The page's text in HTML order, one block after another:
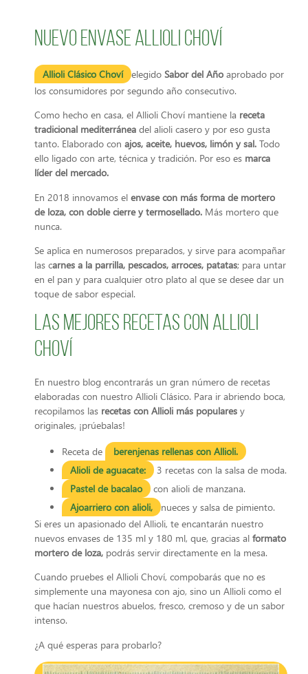
Nuevo envase Allioli Choví
Allioli Clásico Choví elegido Sabor del Año aprobado por
los consumidores por segundo año consecutivo.
Como hecho en casa, el Allioli Choví mantiene la receta
tradicional mediterránea del alioli casero y por eso gusta
tanto. Elaborado con ajos, aceite, huevos, limón y sal. Todo
ello ligado con arte, técnica y tradición. Por eso es marca
líder del mercado.
En 2018 innovamos el envase con más forma de mortero
de loza, con doble cierre y termosellado. Más mortero que
nunca.
Se aplica en numerosos preparados, y sirve para acompañar
las carnes a la parrilla, pescados, arroces, patatas; para untar
en el pan y para cualquier otro plato al que se desee dar un
toque de sabor especial.
Las mejores recetas con Allioli
Choví
En nuestro blog encontrarás un gran número de recetas
elaboradas con nuestro Allioli Clásico. Para ir abriendo boca,
recopilamos las recetas con Allioli más populares y
originales, ¡prúebalas!
Receta de
berenjenas rellenas con Allioli.
Alioli de aguacate:
3 recetas con la salsa de moda.
Pastel de bacalao
con alioli de manzana.
Ajoarriero con alioli,
nueces y salsa de pimiento.
Si eres un apasionado del Allioli, te encantarán nuestro
nuevos envases de 135 ml y 180 ml, que, gracias al formato
mortero de loza, podrás servir directamente en la mesa.
Cuando pruebes el Allioli Choví, compobarás que no es
simplemente una mayonesa con ajo, sino un Allioli como el
que hacían nuestros abuelos, fresco, cremoso y de un sabor
intenso.
¿A qué esperas para probarlo?